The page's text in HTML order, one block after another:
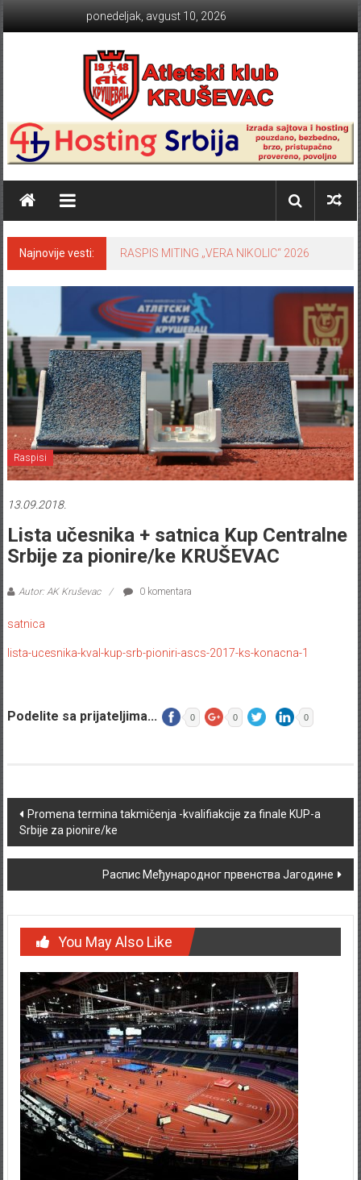
ponedeljak, avgust 10, 2026
Atletski klub KRUŠEVAC
Najnovije vesti: RASPIS MITING „VERA NIKOLIC“ 2026
Raspisi
13.09.2018.
Lista učesnika + satnica Kup Centralne
Srbije za pionire/ke KRUŠEVAC
Autor: AK Kruševac 0 komentara
satnica
lista-ucesnika-kval-kup-srb-pioniri-ascs-2017-ks-konacna-1
Podelite sa prijateljima... 0 0 0
Post navigation
Promena termina takmičenja -kvalifiakcije za finale KUP-a
Srbije za pionire/ke
Распис Међународног првенства Јагодине
You May Also Like